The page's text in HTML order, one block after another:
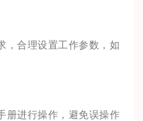
合理设置工作参数，如
进行操作，避免误操作